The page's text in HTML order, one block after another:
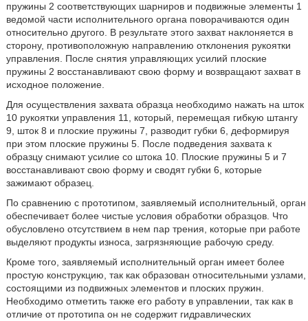
пружины 2 соответствующих шарниров и подвижные элементы 1
ведомой части исполнительного органа поворачиваются один
относительно другого. В результате этого захват наклоняется в
сторону, противоположную направлению отклонения рукоятки
управления. После снятия управляющих усилий плоские
пружины 2 восстанавливают свою форму и возвращают захват в
исходное положение.
Для осуществления захвата образца необходимо нажать на шток
10 рукоятки управления 11, который, перемещая гибкую штангу
9, шток 8 и плоские пружины 7, разводит губки 6, деформируя
при этом плоские пружины 5. После подведения захвата к
образцу снимают усилие со штока 10. Плоские пружины 5 и 7
восстанавливают свою форму и сводят губки 6, которые
зажимают образец.
По сравнению с прототипом, заявляемый исполнительный, орган
обеспечивает более чистые условия обработки образцов. Что
обусловлено отсутствием в нем пар трения, которые при работе
выделяют продукты износа, загрязняющие рабочую среду.
Кроме того, заявляемый исполнительный орган имеет более
простую конструкцию, так как образован относительными узлами,
состоящими из подвижных элементов и плоских пружин.
Необходимо отметить также его работу в управлении, так как в
отличие от прототипа он не содержит гидравлических